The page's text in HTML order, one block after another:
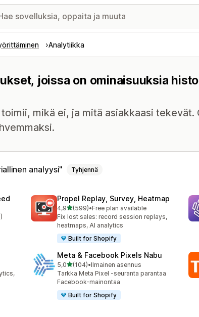
Analytiikka
joissa on ominaisuuksia
mikä ei, ja mitä asiakkaasi
analyysi Tyhjennä
Propel Replay, Survey, Heatmap
4,9/ 5 tähteä
(599)
599 arvostelua yhteensä
•Free plan available
Fix lost sales: record session replays,
heatmaps, AI analytics
Built for Shopify
Meta & Facebook Pixels Nabu
5,0/ 5 tähteä
(104)
104 arvostelua yhteensä
•Ilmainen asennus
Tarkka Meta Pixel -seuranta parantaa
Facebook-mainontaa
Built for Shopify